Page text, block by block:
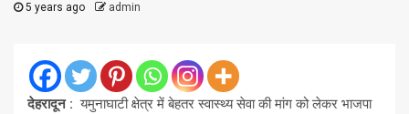
5 years ago admin
देहरादून : यमुनाघाटी क्षेत्र में बेहतर स्वास्थ्य सेवा की मांग को लेकर भाजपा